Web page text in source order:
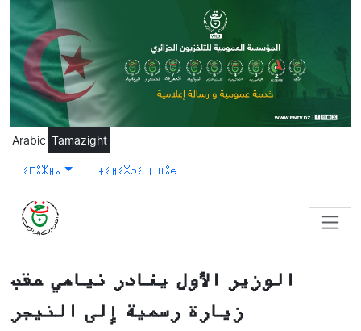
Skip to main content
Arabic Tamazight
ⵉⵎⴻⵥⵍⴰ ⵜⵉⵍⵉⵥⵔⵉ ⵏ ⵡⴻⴱ
الوزير الأول يغادر نيامي عقب
زيارة رسمية إلى النيجر